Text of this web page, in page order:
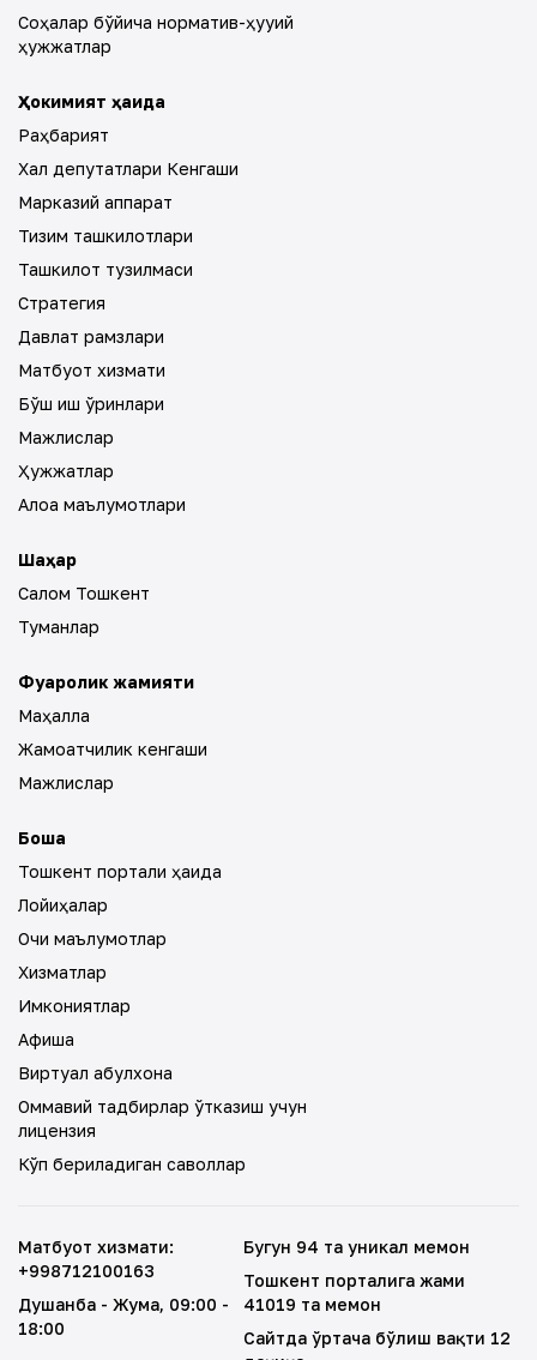
Соҳалар бўйича норматив-ҳуқуқий
ҳужжатлар
Ҳокимият ҳақида
Раҳбарият
Халқ депутатлари Кенгаши
Марказий аппарат
Тизим ташкилотлари
Ташкилот тузилмаси
Стратегия
Давлат рамзлари
Матбуот хизмати
Бўш иш ўринлари
Мажлислар
Ҳужжатлар
Алоқа маълумотлари
Шаҳар
Салом Тошкент
Туманлар
Фуқаролик жамияти
Маҳалла
Жамоатчилик кенгаши
Мажлислар
Бошқа
Тошкент портали ҳақида
Лойиҳалар
Очиқ маълумотлар
Хизматлар
Имкониятлар
Афиша
Виртуал қабулхона
Оммавий тадбирлар ўтказиш учун
лицензия
Кўп бериладиган саволлар
Матбуот хизмати:
+998712100163
Душанба - Жума, 09:00 -
18:00
Бугун 94 та уникал меҳмон
Тошкент порталига жами
41019 та меҳмон
Сайтда ўртача бўлиш вақти 12